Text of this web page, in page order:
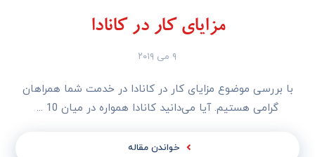
مزایای کار در کانادا
۹ می ۲۰۱۹
با بررسی موضوع مزایای کار در کانادا در خدمت شما همراهان
گرامی هستیم. آیا می‌دانید کانادا همواره در میان 10 ...
خواندن مقاله